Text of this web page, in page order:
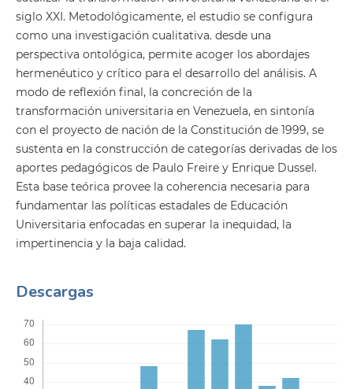
siglo XXI. Metodológicamente, el estudio se configura
como una investigación cualitativa. desde una
perspectiva ontológica, permite acoger los abordajes
hermenéutico y crítico para el desarrollo del análisis. A
modo de reflexión final, la concreción de la
transformación universitaria en Venezuela, en sintonía
con el proyecto de nación de la Constitución de 1999, se
sustenta en la construcción de categorías derivadas de los
aportes pedagógicos de Paulo Freire y Enrique Dussel.
Esta base teórica provee la coherencia necesaria para
fundamentar las políticas estadales de Educación
Universitaria enfocadas en superar la inequidad, la
impertinencia y la baja calidad.
Descargas